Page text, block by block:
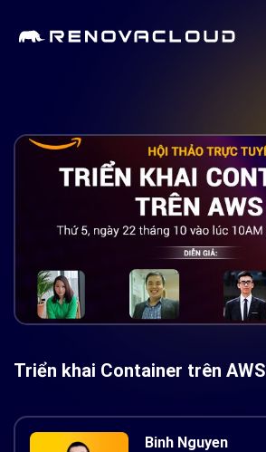
Triển khai Container trên AWS
Binh Nguyen